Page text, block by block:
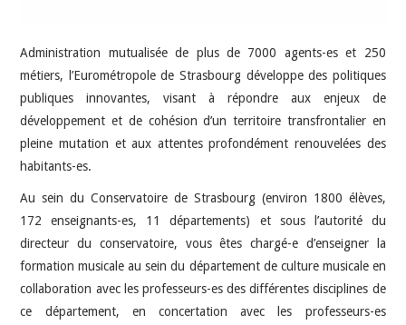
Administration mutualisée de plus de 7000 agents-es et 250
métiers, l’Eurométropole de Strasbourg développe des politiques
publiques innovantes, visant à répondre aux enjeux de
développement et de cohésion d’un territoire transfrontalier en
pleine mutation et aux attentes profondément renouvelées des
habitants-es.
Au sein du Conservatoire de Strasbourg (environ 1800 élèves,
172 enseignants-es, 11 départements) et sous l’autorité du
directeur du conservatoire, vous êtes chargé-e d’enseigner la
formation musicale au sein du département de culture musicale en
collaboration avec les professeurs-es des différentes disciplines de
ce département, en concertation avec les professeurs-es